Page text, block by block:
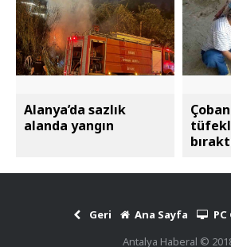
Alanya’da sazlık
alanda yangın
Geri Ana Sayfa
Antalya Haberal ©